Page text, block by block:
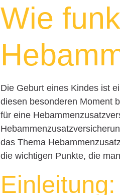
Wie
Die Geburt eines Kindes ist
diesen besonderen Moment
für eine
das Thema
die wichtigen Punkte, die